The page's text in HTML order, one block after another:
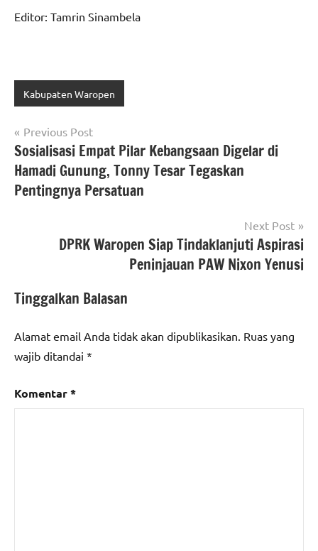
Editor: Tamrin Sinambela
Kabupaten Waropen
Navigasi
pos
Previous Post
Sosialisasi Empat Pilar Kebangsaan Digelar di
Hamadi Gunung, Tonny Tesar Tegaskan
Pentingnya Persatuan
Next Post
DPRK Waropen Siap Tindaklanjuti Aspirasi
Peninjauan PAW Nixon Yenusi
Tinggalkan Balasan
Alamat email Anda tidak akan dipublikasikan. Ruas yang
wajib ditandai *
Komentar*